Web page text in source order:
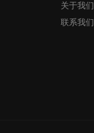
关于我们
联系我们